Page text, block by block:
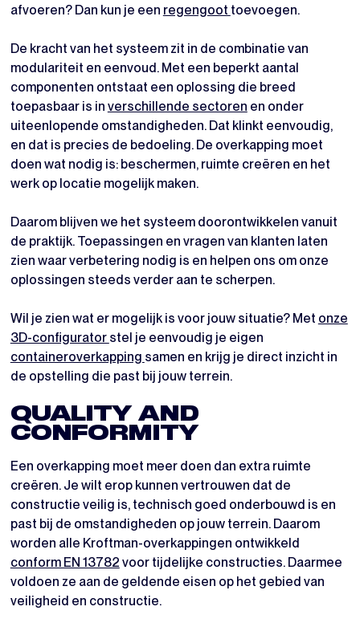
afvoeren? Dan kun je een regengoot toevoegen.
De kracht van het systeem zit in de combinatie van
modulariteit en eenvoud. Met een beperkt aantal
componenten ontstaat een oplossing die breed
toepasbaar is in verschillende sectoren en onder
uiteenlopende omstandigheden. Dat klinkt eenvoudig,
en dat is precies de bedoeling. De overkapping moet
doen wat nodig is: beschermen, ruimte creëren en het
werk op locatie mogelijk maken.
Daarom blijven we het systeem doorontwikkelen vanuit
de praktijk. Toepassingen en vragen van klanten laten
zien waar verbetering nodig is en helpen ons om onze
oplossingen steeds verder aan te scherpen.
Wil je zien wat er mogelijk is voor jouw situatie? Met onze
3D-configurator stel je eenvoudig je eigen
containeroverkapping samen en krijg je direct inzicht in
de opstelling die past bij jouw terrein.
QUALITY AND
CONFORMITY
Een overkapping moet meer doen dan extra ruimte
creëren. Je wilt erop kunnen vertrouwen dat de
constructie veilig is, technisch goed onderbouwd is en
past bij de omstandigheden op jouw terrein. Daarom
worden alle Kroftman-overkappingen ontwikkeld
conform EN 13782 voor tijdelijke constructies. Daarmee
voldoen ze aan de geldende eisen op het gebied van
veiligheid en constructie.